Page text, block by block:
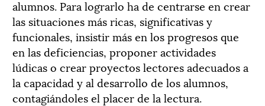
alumnos. Para lograrlo ha de centrarse en crear
las situaciones más ricas, significativas y
funcionales, insistir más en los progresos que
en las deficiencias, proponer actividades
lúdicas o crear proyectos lectores adecuados a
la capacidad y al desarrollo de los alumnos,
contagiándoles el placer de la lectura.